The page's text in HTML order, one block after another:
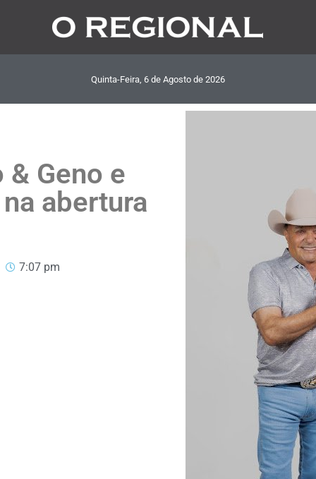
Quinta-Feira, 6 de Agosto de 2026
Geno e
abertura
7:07 pm